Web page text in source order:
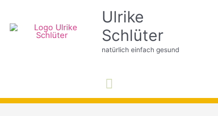
Inhalt
Ulrike
Schlüter
natürlich einfach gesund
Hauptmenü